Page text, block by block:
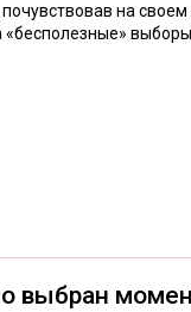
на
выбран